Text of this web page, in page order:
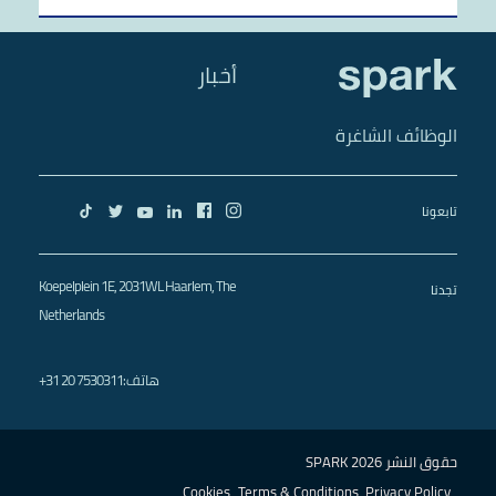
أخبار
الوظائف الشاغرة
تابعونا
تجدنا
Koepelplein 1E, 2031WL Haarlem, The
Netherlands
هاتف:
+31 20 7530311
حقوق النشر SPARK 2026